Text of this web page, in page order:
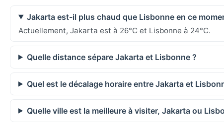
Jakarta est-il plus chaud que Lisbonne en ce
Actuellement, Jakarta est à 26°C et Lisbonne à 24°C.
Quelle distance sépare Jakarta et Lisbonne ?
Quel est le décalage horaire entre Jakarta et
Quelle ville est la meilleure à visiter, Jakarta ou